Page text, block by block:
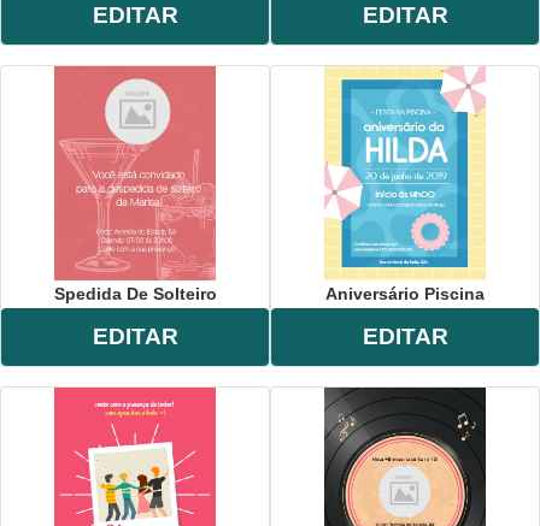
EDITAR EDITAR
Spedida De Solteiro
EDITAR
Aniversário Piscina
EDITAR